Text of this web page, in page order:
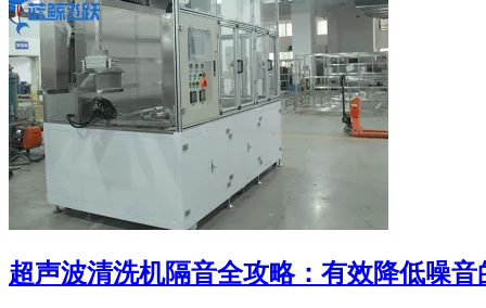
超声波清洗机隔音全攻略：有效降低噪音